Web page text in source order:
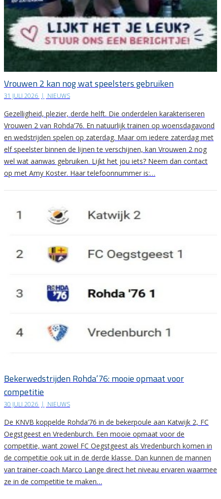
Vrouwen 2 kan nog wat speelsters gebruiken
31 JULI 2026 | NIEUWS
Gezelligheid, plezier, derde helft. Die onderdelen karakteriseren
Vrouwen 2 van Rohda’76. En natuurlijk trainen op woensdagavond
en wedstrijden spelen op zaterdag. Maar om iedere zaterdag met
elf speelster binnen de lijnen te verschijnen, kan Vrouwen 2 nog
wel wat aanwas gebruiken. Lijkt het jou iets? Neem dan contact
op met Amy Koster. Haar telefoonnummer is:…
Bekerwedstrijden Rohda’76: mooie opmaat voor
competitie
30 JULI 2026 | NIEUWS
De KNVB koppelde Rohda’76 in de bekerpoule aan Katwijk 2, FC
Oegstgeest en Vredenburch. Een mooie opmaat voor de
competitie, want zowel FC Oegstgeest als Vredenburch komen in
de competitie ook uit in de derde klasse. Dan kunnen de mannen
van trainer-coach Marco Lange direct het niveau ervaren waarmee
ze in de competitie te maken…